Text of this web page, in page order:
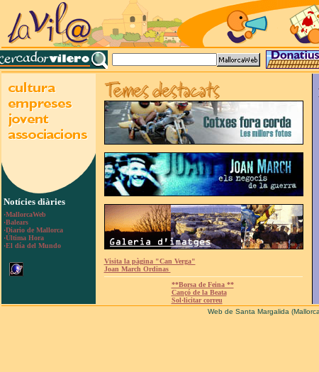
Notícies diàries
·MallorcaWeb
·Balears
·Diario de Mallorca
·Última Hora
·El día del Mundo
Visita la pàgina "Can Verga"
Joan March Ordinas
**Borsa de Feina **
Cançó de la Beata
Sol·licitar correu
Web de Santa Margalida